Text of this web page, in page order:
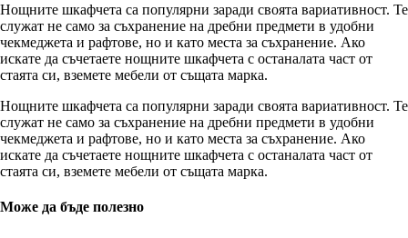
Нощните шкафчета са популярни заради своята вариативност. Те
служат не само за съхранение на дребни предмети в удобни
чекмеджета и рафтове, но и като места за съхранение. Ако
искате да съчетаете нощните шкафчета с останалата част от
стаята си, вземете мебели от същата марка.
Нощните шкафчета са популярни заради своята вариативност. Те
служат не само за съхранение на дребни предмети в удобни
чекмеджета и рафтове, но и като места за съхранение. Ако
искате да съчетаете нощните шкафчета с останалата част от
стаята си, вземете мебели от същата марка.
Може да бъде полезно